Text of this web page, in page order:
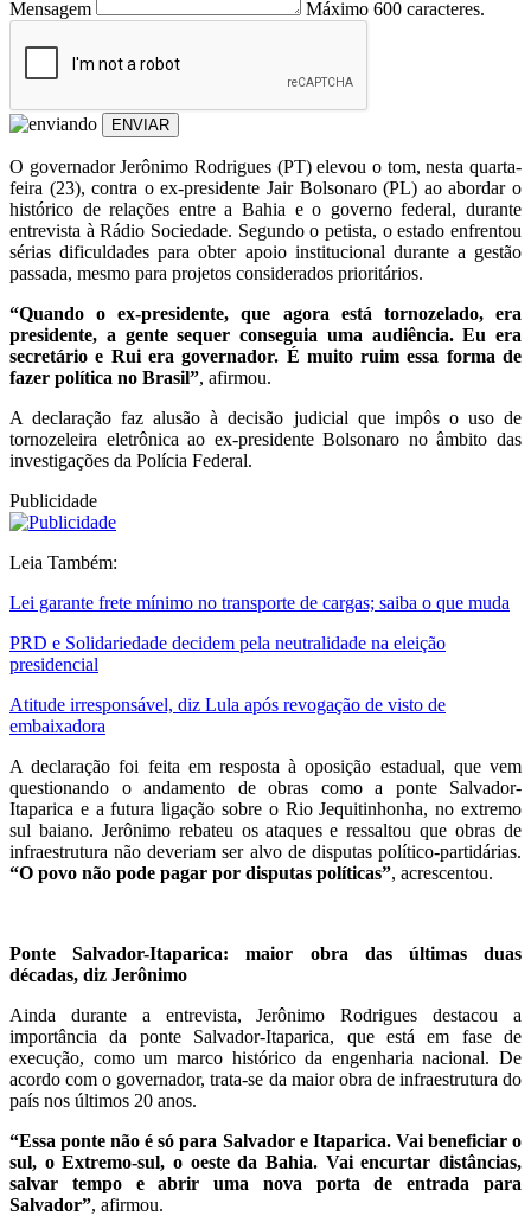
Mensagem Máximo 600 caracteres.
ENVIAR
O governador Jerônimo Rodrigues (PT) elevou o tom, nesta quarta-
feira (23), contra o ex-presidente Jair Bolsonaro (PL) ao abordar o
histórico de relações entre a Bahia e o governo federal, durante
entrevista à Rádio Sociedade. Segundo o petista, o estado enfrentou
sérias dificuldades para obter apoio institucional durante a gestão
passada, mesmo para projetos considerados prioritários.
“Quando o ex-presidente, que agora está tornozelado, era
presidente, a gente sequer conseguia uma audiência. Eu era
secretário e Rui era governador. É muito ruim essa forma de
fazer política no Brasil”, afirmou.
A declaração faz alusão à decisão judicial que impôs o uso de
tornozeleira eletrônica ao ex-presidente Bolsonaro no âmbito das
investigações da Polícia Federal.
Publicidade
Leia Também:
Lei garante frete mínimo no transporte de cargas; saiba o que muda
PRD e Solidariedade decidem pela neutralidade na eleição
presidencial
Atitude irresponsável, diz Lula após revogação de visto de
embaixadora
A declaração foi feita em resposta à oposição estadual, que vem
questionando o andamento de obras como a ponte Salvador-
Itaparica e a futura ligação sobre o Rio Jequitinhonha, no extremo
sul baiano. Jerônimo rebateu os ataques e ressaltou que obras de
infraestrutura não deveriam ser alvo de disputas político-partidárias.
“O povo não pode pagar por disputas políticas”, acrescentou.
Ponte Salvador-Itaparica: maior obra das últimas duas
décadas, diz Jerônimo
Ainda durante a entrevista, Jerônimo Rodrigues destacou a
importância da ponte Salvador-Itaparica, que está em fase de
execução, como um marco histórico da engenharia nacional. De
acordo com o governador, trata-se da maior obra de infraestrutura do
país nos últimos 20 anos.
“Essa ponte não é só para Salvador e Itaparica. Vai beneficiar o
sul, o Extremo-sul, o oeste da Bahia. Vai encurtar distâncias,
salvar tempo e abrir uma nova porta de entrada para
Salvador”, afirmou.